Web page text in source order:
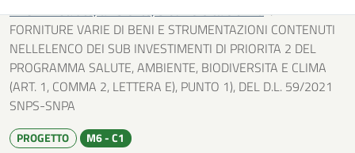
PNC-E.1 Salute, ambiente, biodiversita e clima /
FORNITURE VARIE DI BENI E STRUMENTAZIONI CONTENUTI
NELLELENCO DEI SUB INVESTIMENTI DI PRIORITA 2 DEL
PROGRAMMA SALUTE, AMBIENTE, BIODIVERSITA E CLIMA
(ART. 1, COMMA 2, LETTERA E), PUNTO 1), DEL D.L. 59/2021
SNPS-SNPA
PROGETTO M6 - C1